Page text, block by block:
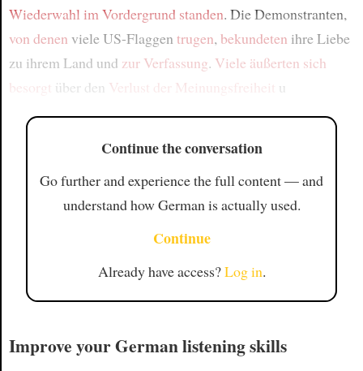
Wiederwahl im Vordergrund standen. Die Demonstranten,
von denen viele US-Flaggen trugen, bekundeten ihre Liebe
zu ihrem Land und zur Verfassung. Viele äußerten sich
besorgt über den Verlust der Meinungsfreiheit u
Continue the conversation
Go further and experience the full content — and
understand how German is actually used.
Continue
Already have access?Log in.
Improve your German listening skills